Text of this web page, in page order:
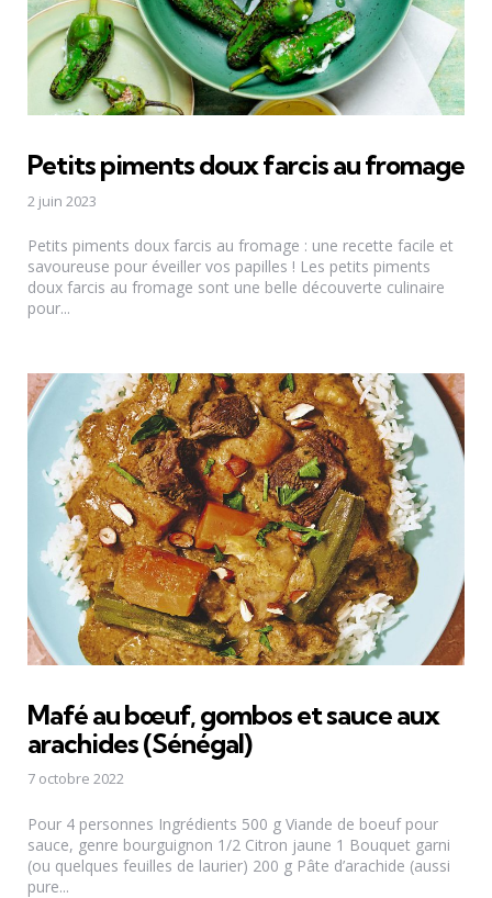
Petits piments doux farcis au fromage
2 juin 2023
Petits piments doux farcis au fromage : une recette facile et
savoureuse pour éveiller vos papilles ! Les petits piments
doux farcis au fromage sont une belle découverte culinaire
pour...
Mafé au bœuf, gombos et sauce aux
arachides (Sénégal)
7 octobre 2022
Pour 4 personnes Ingrédients 500 g Viande de boeuf pour
sauce, genre bourguignon 1/2 Citron jaune 1 Bouquet garni
(ou quelques feuilles de laurier) 200 g Pâte d’arachide (aussi
pure...